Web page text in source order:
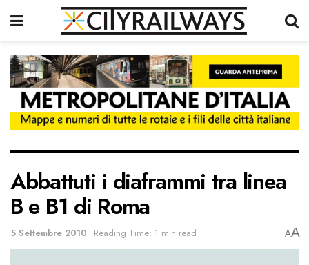
Abbattuti i diaframmi tra linea
B e B1 di Roma
5 Settembre 2010 Reading Time: 1 min read AA